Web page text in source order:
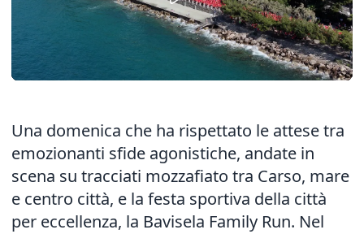
Una domenica che ha rispettato le attese tra
emozionanti sfide agonistiche, andate in
scena su tracciati mozzafiato tra Carso, mare
e centro città, e la festa sportiva della città
per eccellenza, la Bavisela Family Run. Nel